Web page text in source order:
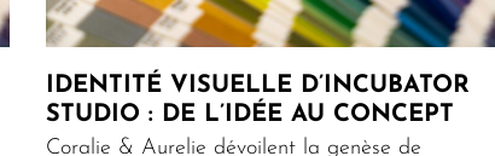
IDENTITÉ VISUELLE D’INCUBATOR
STUDIO : DE L’IDÉE AU CONCEPT
Coralie & Aurelie dévoilent la genèse de